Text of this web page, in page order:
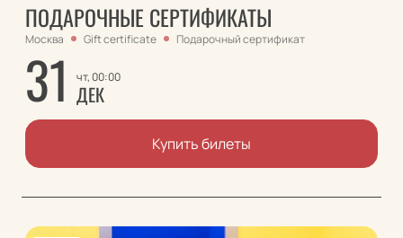
ПОДАРОЧНЫЕ СЕРТИФИКАТЫ
Москва Gift certificate Подарочный сертификат
31 чт, 00:00
ДЕК
Купить билеты